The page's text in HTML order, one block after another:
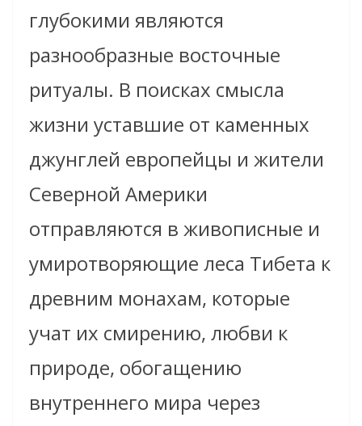
глубокими являются
разнообразные восточные
ритуалы. В поисках смысла
жизни уставшие от каменных
джунглей европейцы и жители
Северной Америки
отправляются в живописные и
умиротворяющие леса Тибета к
древним монахам, которые
учат их смирению, любви к
природе, обогащению
внутреннего мира через